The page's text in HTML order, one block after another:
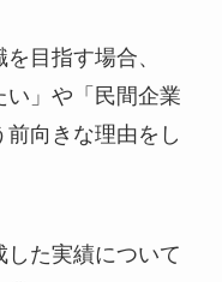
目指す場合、
い」や「民間企業
向きな理由をし
た実績について